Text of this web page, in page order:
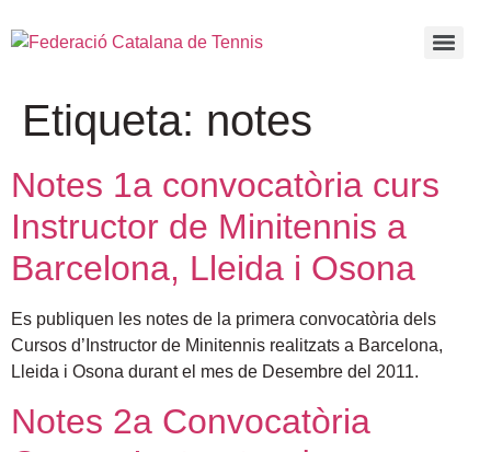
Etiqueta: notes
Notes 1a convocatòria curs
Instructor de Minitennis a
Barcelona, Lleida i Osona
Es publiquen les notes de la primera convocatòria dels
Cursos d’Instructor de Minitennis realitzats a Barcelona,
Lleida i Osona durant el mes de Desembre del 2011.
Notes 2a Convocatòria